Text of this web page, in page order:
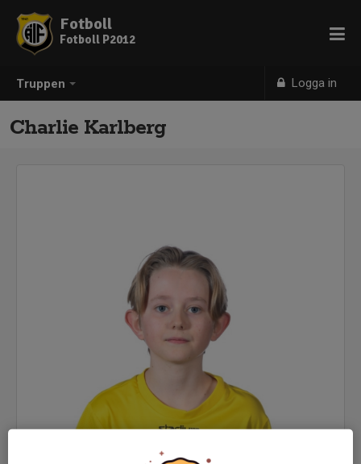
Truppen Logga in
Fotboll
Fotboll P2012
Charlie Karlberg